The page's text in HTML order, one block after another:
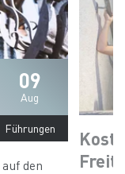
09
Aug
Führungen
den